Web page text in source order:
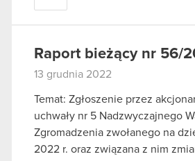
Raport bieżący nr 56/
13 grudnia 2022
Temat: Zgłoszenie przez
uchwały nr 5 Nadzwyczajnego
Zgromadzenia zwołanego na
2022 r. oraz związana z nim